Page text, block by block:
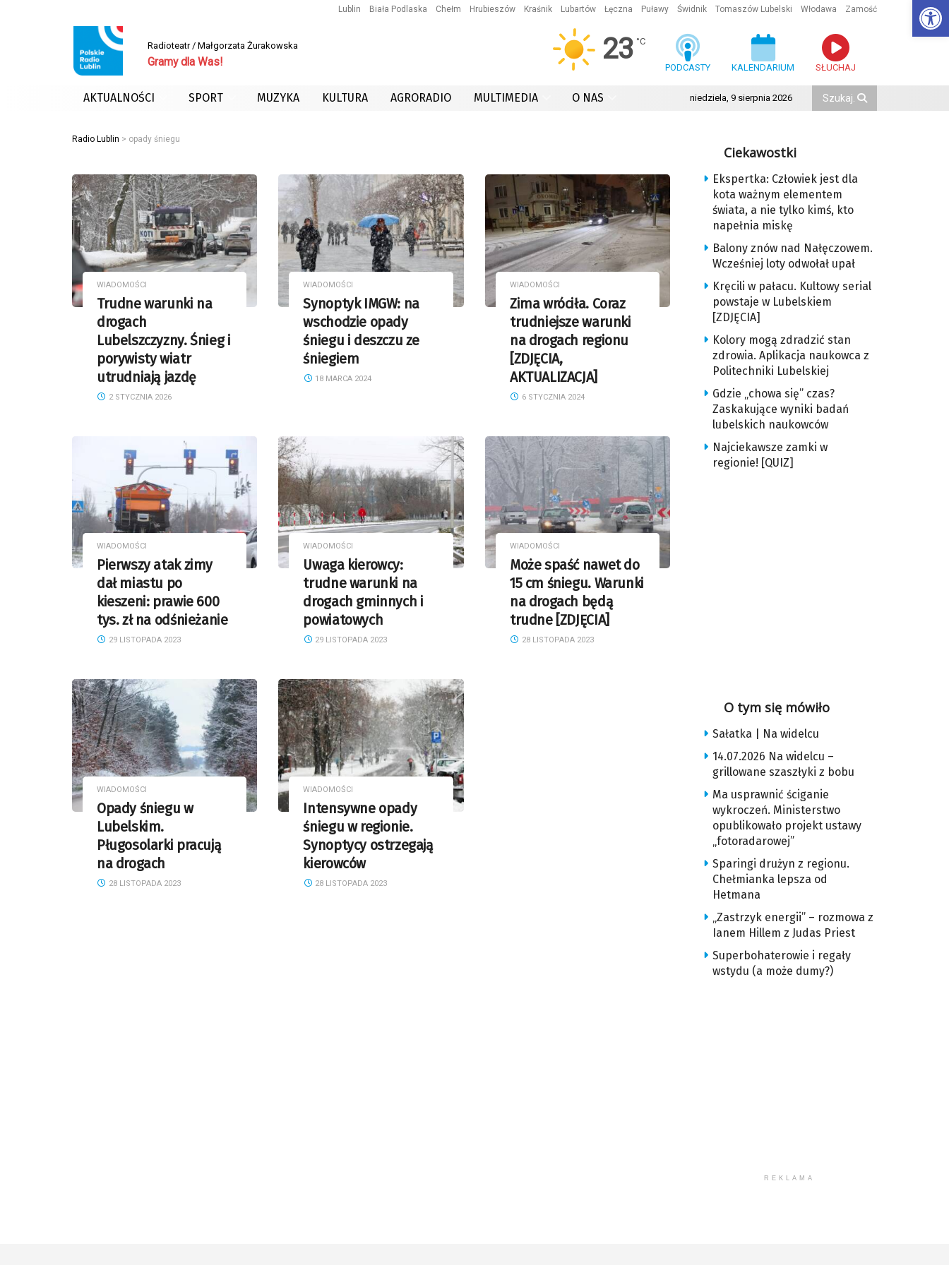
Lublin Biała Podlaska Chełm Hrubieszów Kraśnik Lubartów Łęczna Puławy Świdnik Tomaszów Lubelski Włodawa Zamość
Radioteatr / Małgorzata Żurakowska
Gramy dla Was! 23 °C
PODCASTY KALENDARIUM SŁUCHAJ
AKTUALNOŚCI SPORT MUZYKA KULTURA AGRORADIO MULTIMEDIA O NAS niedziela, 9 sierpnia 2026
Radio Lublin > opady śniegu
WIADOMOŚCI
Trudne warunki na
drogach
Lubelszczyzny. Śnieg i
porywisty wiatr
utrudniają jazdę
2 STYCZNIA 2026
WIADOMOŚCI
Synoptyk IMGW: na
wschodzie opady
śniegu i deszczu ze
śniegiem
18 MARCA 2024
WIADOMOŚCI
Zima wróciła. Coraz
trudniejsze warunki
na drogach regionu
[ZDJĘCIA,
AKTUALIZACJA]
6 STYCZNIA 2024
WIADOMOŚCI
Pierwszy atak zimy
dał miastu po
kieszeni: prawie 600
tys. zł na odśnieżanie
29 LISTOPADA 2023
WIADOMOŚCI
Uwaga kierowcy:
trudne warunki na
drogach gminnych i
powiatowych
29 LISTOPADA 2023
WIADOMOŚCI
Może spaść nawet do
15 cm śniegu. Warunki
na drogach będą
trudne [ZDJĘCIA]
28 LISTOPADA 2023
WIADOMOŚCI
Opady śniegu w
Lubelskim.
Pługosolarki pracują
na drogach
28 LISTOPADA 2023
WIADOMOŚCI
Intensywne opady
śniegu w regionie.
Synoptycy ostrzegają
kierowców
28 LISTOPADA 2023
Ciekawostki
Ekspertka: Człowiek jest dla
kota ważnym elementem
świata, a nie tylko kimś, kto
napełnia miskę
Balony znów nad Nałęczowem.
Wcześniej loty odwołał upał
Kręcili w pałacu. Kultowy serial
powstaje w Lubelskiem
[ZDJĘCIA]
Kolory mogą zdradzić stan
zdrowia. Aplikacja naukowca z
Politechniki Lubelskiej
Gdzie „chowa się” czas?
Zaskakujące wyniki badań
lubelskich naukowców
Najciekawsze zamki w
regionie! [QUIZ]
O tym się mówiło
Sałatka | Na widelcu
14.07.2026 Na widelcu –
grillowane szaszłyki z bobu
Ma usprawnić ściganie
wykroczeń. Ministerstwo
opublikowało projekt ustawy
„fotoradarowej”
Sparingi drużyn z regionu.
Chełmianka lepsza od
Hetmana
„Zastrzyk energii” – rozmowa z
Ianem Hillem z Judas Priest
Superbohaterowie i regały
wstydu (a może dumy?)
REKLAMA